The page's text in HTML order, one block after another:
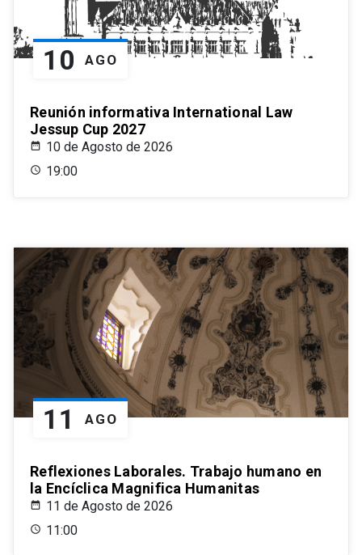
10 AGO
Reunión informativa International Law
Jessup Cup 2027
10 de Agosto de 2026
19:00
11 AGO
Reflexiones Laborales. Trabajo humano en
la Encíclica Magnifica Humanitas
11 de Agosto de 2026
11:00